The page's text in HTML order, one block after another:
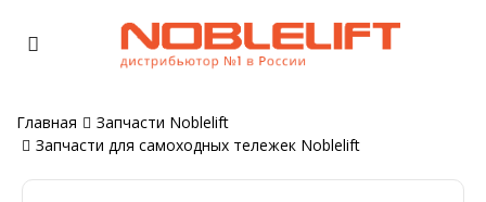
Главная
Запчасти Noblelift
Запчасти для самоходных тележек Noblelift